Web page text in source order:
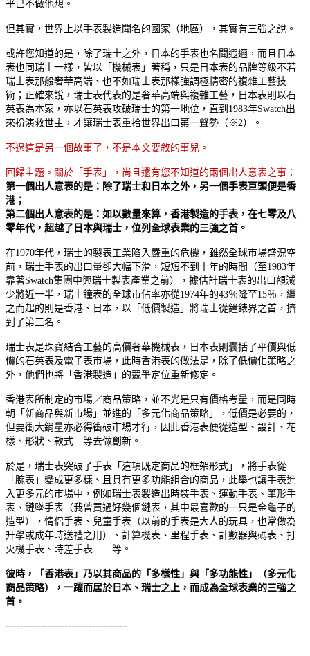
乎已不做他想。
但其實，世界上以手表製造聞名的國家（地區），其實有三強之說。
或許您知道的是，除了瑞士之外，日本的手表也名聞遐邇，而且日本
表也同瑞士一樣，皆以「機械表」著稱，只是日本表的品牌等級不若
瑞士表那般奢華高端、也不如瑞士表那樣強調極精密的複雜工藝技
術；正確來說，瑞士表代表的是奢華高端與複雜工藝，日本表則以石
英表為本家，亦以石英表攻破瑞士的第一地位，直到1983年Swatch出
來扮演救世主，才讓瑞士表重拾世界出口第一聲勢（※2）。
不過這是另一個故事了，不是本文要敘的事兒。
回歸主題。關於「手表」，尚且還有您不知道的兩個出人意表之事：
第一個出人意表的是：除了瑞士和日本之外，另一個手表巨頭便是香
港；
第二個出人意表的是：如以數量來算，香港製造的手表，在七零及八
零年代，超越了日本與瑞士，位列全球表業的三強之首。
在1970年代，瑞士的製表工業陷入嚴重的危機，雖然全球市場盛況空
前，瑞士手表的出口量卻大幅下滑，短短不到十年的時間（至1983年
靠著Swatch集團中興瑞士製表產業之前），據估計瑞士表的出口額減
少將近一半，瑞士鐘表的全球市佔率亦從1974年的43％降至15％，繼
之而起的則是香港、日本，以「低價製造」將瑞士從鐘錶界之首，擠
到了第三名。
瑞士表是珠寶結合工藝的高價奢華機械表，日本表則囊括了平價與低
價的石英表及電子表市場，此時香港表的做法是，除了低價化策略之
外，他們也將「香港製造」的競爭定位重新修定。
香港表所制定的市場／商品策略，並不光是只有價格考量，而是同時
朝「新商品與新市場」並進的「多元化商品策略」，低價是必要的，
但要衝大銷量亦必得衝破市場才行，因此香港表便從造型、設計、花
樣、形狀、款式…等去做創新。
於是，瑞士表突破了手表「這項既定商品的框架形式」，將手表從
「腕表」變成更多樣、且具有更多功能組合的商品，此舉也讓手表進
入更多元的市場中，例如瑞士表製造出時裝手表、運動手表、筆形手
表、鏈墜手表（我曾買過好幾個鏈表，其中最喜歡的一只是金龜子的
造型），情侶手表、兒童手表（以前的手表是大人的玩具，也常做為
升學或成年時送禮之用）、計算機表、里程手表、計數器與碼表、打
火機手表、時差手表……等。
彼時，「香港表」乃以其商品的「多樣性」與「多功能性」（多元化
商品策略），一躍而居於日本、瑞士之上，而成為全球表業的三強之
首。
-----------------------------------